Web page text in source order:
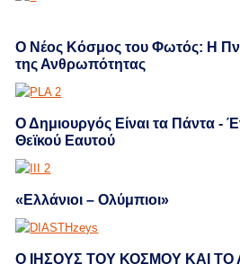
Ο Νέος Κόσμος του Φωτός: Η
της Ανθρωπότητας
Ο Δημιουργός Είναι τα Πάντα -
Θεϊκού Εαυτού
«Ελλάνιοι – Ολύμπιοι»
Ο ΙΗΣΟΥΣ ΤΟΥ ΚΟΣΜΟΥ ΚΑΙ ΤΟ